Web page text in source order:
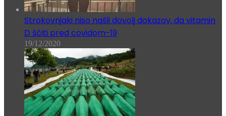
Strokovnjaki niso našli dovolj dokazov, da vitamin
D ščiti pred covidom-19
19/12/2020